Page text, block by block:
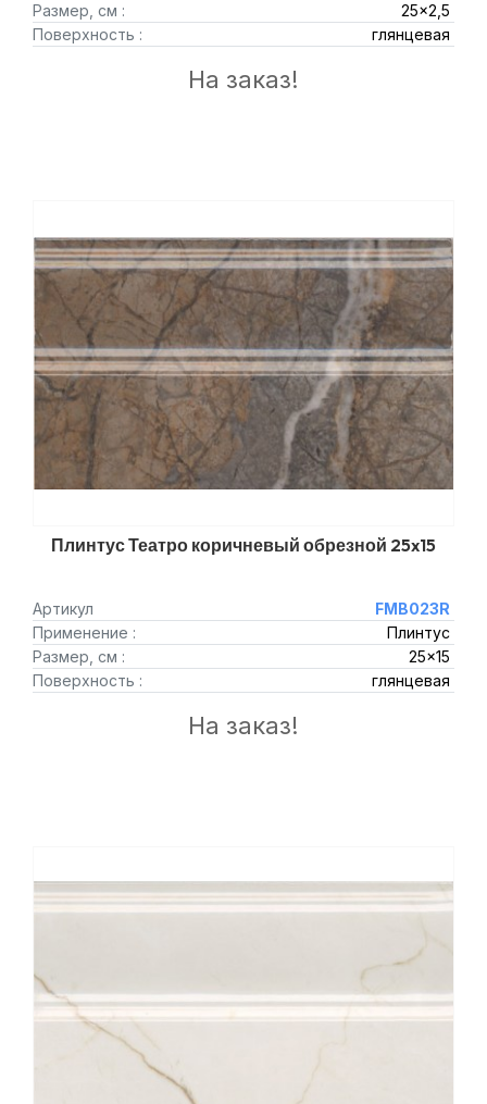
Размер, см :
25x2,5
Поверхность :
глянцевая
На заказ!
Плинтус Театро коричневый обрезной 25x15
Артикул
FMB023R
Применение :
Плинтус
Размер, см :
25x15
Поверхность :
глянцевая
На заказ!